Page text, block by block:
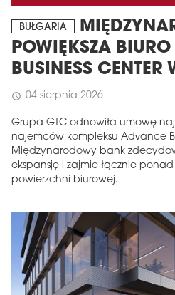
BUŁGARIA
POWIĘKSZA
BUSINESS CENTER
schedule 04 sierpnia 2026
Grupa GTC odnowiła umowę
najemców kompleksu Advance
Międzynarodowy bank
ekspansję i zajmie łącznie
powierzchni biurowej.